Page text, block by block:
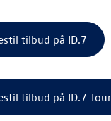
tilbud på ID.7
tilbud på ID.7